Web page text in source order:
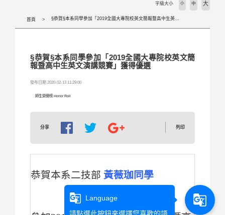
首頁 §恭賀§本系同學參加「2019全國大專院校英文簡報暨高中生英文演講競賽」獲得優選
字級大小 小 中 大
§恭賀§本系同學參加「2019全國大專院校英文簡
報暨高中生英文演講競賽」獲得優選
發布日期 2020-02-13 11:29:00
師生榮譽榜 Honor Roll
分享 列印
恭賀本系二技部 黃薇珈同學
g_translate
Language
請點選此按鈕來選擇您喜歡的語
g_translate